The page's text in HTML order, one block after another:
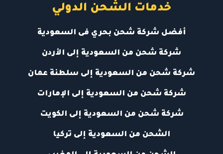
خدمات الشحن الدولي
أفضل شركة شحن بحري فى السعودية
شركة شحن من السعودية إلى الأردن
شركة شحن من السعودية إلى سلطنة عمان
شركة شحن من السعودية إلى الإمارات
شركة شحن من السعودية إلى الكويت
الشحن من السعودية إلى تركيا